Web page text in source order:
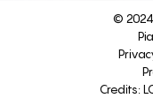
©
Credits: